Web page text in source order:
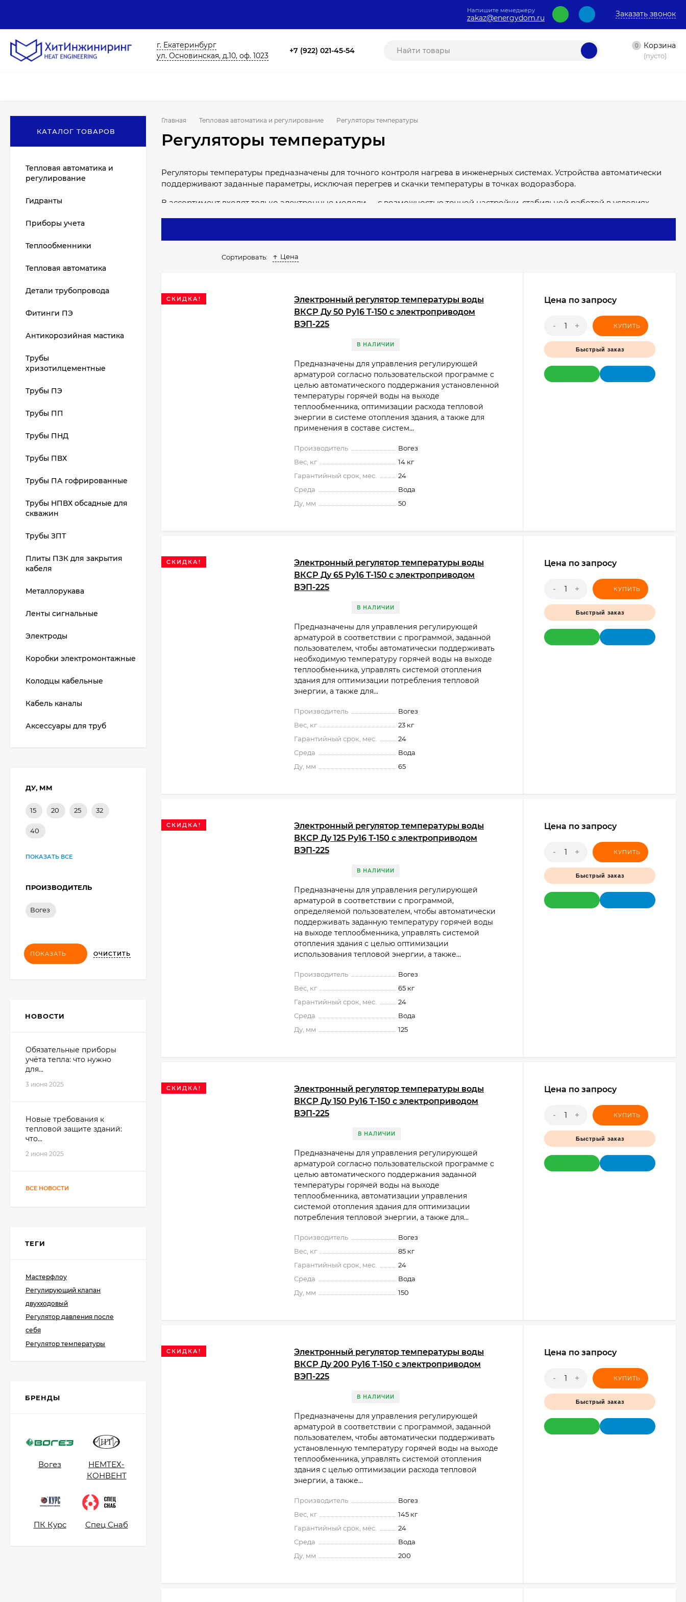
Напишите менеджеру
zakaz@energydom.ru Заказать звонок
г. Екатеринбург
ул. Основинская, д.10, оф. 1023
+7 (922) 021-45-54 0 Корзина
(пусто)
Главная Тепловая автоматика и регулирование Регуляторы температуры
Регуляторы температуры
Регуляторы температуры предназначены для точного контроля нагрева в инженерных системах. Устройства автоматически
поддерживают заданные параметры, исключая перегрев и скачки температуры в точках водоразбора.
В ассортимент входят только электронные модели — с возможностью точной настройки, стабильной работой в условиях
Оборудование устанавливается до или после точки разбора в зависимости от схемы системы и задач регулирования.
Современные модели обеспечивают не только стабильность, но и экономию ресурсов.
Сортировать: Цена
СКИДКА!
Электронный регулятор температуры воды
ВКСР Ду 50 Ру16 Т-150 с электроприводом
ВЭП-225
В НАЛИЧИИ
Предназначены для управления регулирующей
арматурой согласно пользовательской программе с
целью автоматического поддержания установленной
температуры горячей воды на выходе
теплообменника, оптимизации расхода тепловой
энергии в системе отопления здания, а также для
применения в составе систем...
Производитель
Вогез
Вес, кг
14 кг
Гарантийный срок, мес.
24
Среда
Вода
Ду, мм
50
Цена по запросу
- + КУПИТЬ
Быстрый заказ
СКИДКА!
Электронный регулятор температуры воды
ВКСР Ду 65 Ру16 Т-150 с электроприводом
ВЭП-225
В НАЛИЧИИ
Предназначены для управления регулирующей
арматурой в соответствии с программой, заданной
пользователем, чтобы автоматически поддерживать
необходимую температуру горячей воды на выходе
теплообменника, управлять системой отопления
здания для оптимизации потребления тепловой
энергии, а также для...
Производитель
Вогез
Вес, кг
23 кг
Гарантийный срок, мес.
24
Среда
Вода
Ду, мм
65
Цена по запросу
- + КУПИТЬ
Быстрый заказ
СКИДКА!
Электронный регулятор температуры воды
ВКСР Ду 125 Ру16 Т-150 с электроприводом
ВЭП-225
В НАЛИЧИИ
Предназначены для управления регулирующей
арматурой в соответствии с программой,
определяемой пользователем, чтобы автоматически
поддерживать заданную температуру горячей воды
на выходе теплообменника, управлять системой
отопления здания с целью оптимизации
использования тепловой энергии, а также...
Производитель
Вогез
Вес, кг
65 кг
Гарантийный срок, мес.
24
Среда
Вода
Ду, мм
125
Цена по запросу
- + КУПИТЬ
Быстрый заказ
СКИДКА!
Электронный регулятор температуры воды
ВКСР Ду 150 Ру16 Т-150 с электроприводом
ВЭП-225
В НАЛИЧИИ
Предназначены для управления регулирующей
арматурой согласно пользовательской программе с
целью автоматического поддержания заданной
температуры горячей воды на выходе
теплообменника, автоматизации управления
системой отопления здания для оптимизации
потребления тепловой энергии, а также для...
Производитель
Вогез
Вес, кг
85 кг
Гарантийный срок, мес.
24
Среда
Вода
Ду, мм
150
Цена по запросу
- + КУПИТЬ
Быстрый заказ
СКИДКА!
Электронный регулятор температуры воды
ВКСР Ду 200 Ру16 Т-150 с электроприводом
ВЭП-225
В НАЛИЧИИ
Предназначены для управления регулирующей
арматурой в соответствии с программой, заданной
пользователем, чтобы автоматически поддерживать
установленную температуру горячей воды на выходе
теплообменника, управлять системой отопления
здания с целью оптимизации расхода тепловой
энергии, а также...
Производитель
Вогез
Вес, кг
145 кг
Гарантийный срок, мес.
24
Среда
Вода
Ду, мм
200
Цена по запросу
- + КУПИТЬ
Быстрый заказ
КАТАЛОГ ТОВАРОВ
Тепловая автоматика и
регулирование
Гидранты
Приборы учета
Теплообменники
Тепловая автоматика
Детали трубопровода
Фитинги ПЭ
Антикорозийная мастика
Трубы
хризотилцементные
Трубы ПЭ
Трубы ПП
Трубы ПНД
Трубы ПВХ
Трубы ПА гофрированные
Трубы НПВХ обсадные для
скважин
Трубы ЗПТ
Плиты ПЗК для закрытия
кабеля
Металлорукава
Ленты сигнальные
Электроды
Коробки электромонтажные
Колодцы кабельные
Кабель каналы
Аксессуары для труб
ДУ, ММ
15 20 25 32
40
ПОКАЗАТЬ ВСЕ
ПРОИЗВОДИТЕЛЬ
Вогез
ПОКАЗАТЬ ОЧИСТИТЬ
НОВОСТИ
Обязательные приборы
учёта тепла: что нужно
для...
3 июня 2025
Новые требования к
тепловой защите зданий:
что...
2 июня 2025
ВСЕ НОВОСТИ
ТЕГИ
Мастерфлоу
Регулирующий клапан
двухходовый
Регулятор давления после
себя
Регулятор температуры
БРЕНДЫ
Вогез
НЕМТЕХ-
КОНВЕНТ
ПК Курс Спец Снаб